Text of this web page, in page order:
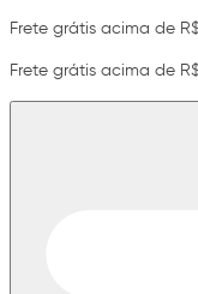
Frete grátis acima de
Frete grátis acima de